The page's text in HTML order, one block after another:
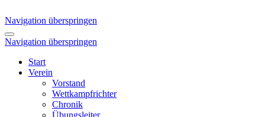
Navigation überspringen
Navigation überspringen
Start
Verein
Vorstand
Wettkampfrichter
Chronik
Übungsleiter